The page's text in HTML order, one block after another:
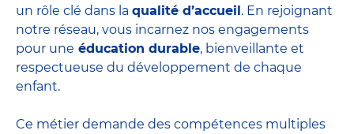
un rôle clé dans la qualité d’accueil. En rejoignant
notre réseau, vous incarnez nos engagements
pour une éducation durable, bienveillante et
respectueuse du développement de chaque
enfant.
Ce métier demande des compétences multiples